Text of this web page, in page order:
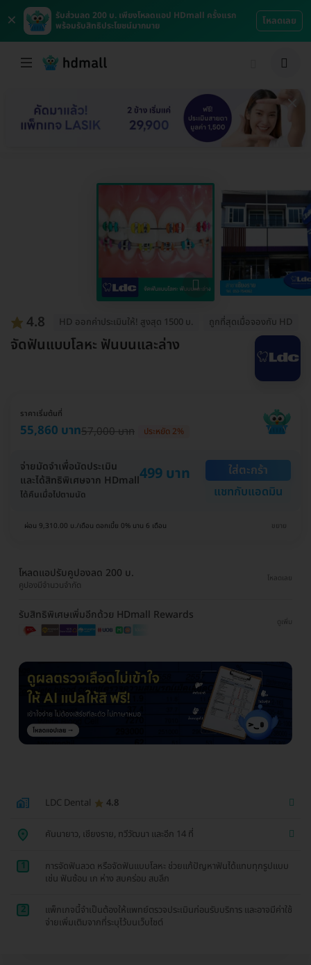
×
รับส่วนลด 200 บ. เพียงโหลดแอป HDmall ครั้งแรก
พร้อมรับสิทธิประโยชน์มากมาย
โหลดเลย
4.8 HD ออกค่าประเมินให้! สูงสุด 1500 บ. ถูกที่สุดเมื่อจองกับ HD
จัดฟันแบบโลหะ ฟันบนและล่าง
ราคาเริ่มต้นที่
55,860 บาท57,000 บาท ประหยัด 2%
จ่ายมัดจำเพื่อนัดประเมิน
และได้สิทธิพิเศษจาก HDmall499 บาท
ได้คืนเมื่อไปตามนัด
ใส่ตะกร้า
แชทกับแอดมิน
ผ่อน 9,310.00 บ./เดือน ดอกเบี้ย 0% นาน 6 เดือน ขยาย
โหลดแอปรับคูปองลด 200 บ.
คูปองมีจำนวนจำกัด
โหลดเลย
รับสิทธิพิเศษเพิ่มอีกด้วย HDmall Rewards
ดูเพิ่ม
LDC Dental 4.8
คันนายาว, เชียงราย, ทวีวัฒนา และอีก 14 ที่
1
การจัดฟันลวด หรือจัดฟันแบบโลหะ ช่วยแก้ปัญหาฟันได้แทบทุกรูปแบบ
เช่น ฟันซ้อน เก ห่าง สบคร่อม สบลึก
2
แพ็กเกจนี้จำเป็นต้องให้แพทย์ตรวจประเมินก่อนรับบริการ และอาจมีค่าใช้
จ่ายเพิ่มเติมจากที่ระบุไว้บนเว็บไซต์